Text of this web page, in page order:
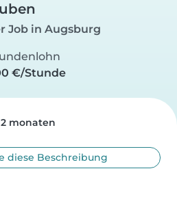
Job in Augsburg
€/Stunde
monaten
diese Beschreibung